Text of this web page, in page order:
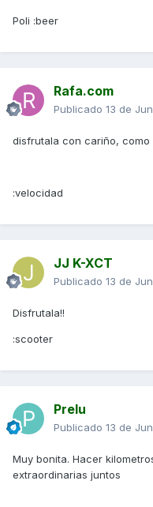
Poli :beer
Rafa.com
Publicado 13 de
disfrutala con cariño,
:velocidad
JJ K-XCT
Publicado 13 de
Disfrutala!!
:scooter
Prelu
Publicado 13 de
Muy bonita. Hacer
extraordinarias juntos